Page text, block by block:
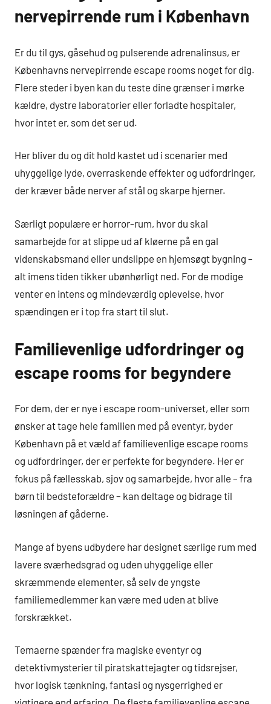
nervepirrende rum i København
Er du til gys, gåsehud og pulserende adrenalinsus, er
Københavns nervepirrende escape rooms noget for dig.
Flere steder i byen kan du teste dine grænser i mørke
kældre, dystre laboratorier eller forladte hospitaler,
hvor intet er, som det ser ud.
Her bliver du og dit hold kastet ud i scenarier med
uhyggelige lyde, overraskende effekter og udfordringer,
der kræver både nerver af stål og skarpe hjerner.
Særligt populære er horror-rum, hvor du skal
samarbejde for at slippe ud af kløerne på en gal
videnskabsmand eller undslippe en hjemsøgt bygning –
alt imens tiden tikker ubønhørligt ned. For de modige
venter en intens og mindeværdig oplevelse, hvor
spændingen er i top fra start til slut.
Familievenlige udfordringer og
escape rooms for begyndere
For dem, der er nye i escape room-universet, eller som
ønsker at tage hele familien med på eventyr, byder
København på et væld af familievenlige escape rooms
og udfordringer, der er perfekte for begyndere. Her er
fokus på fællesskab, sjov og samarbejde, hvor alle – fra
børn til bedsteforældre – kan deltage og bidrage til
løsningen af gåderne.
Mange af byens udbydere har designet særlige rum med
lavere sværhedsgrad og uden uhyggelige eller
skræmmende elementer, så selv de yngste
familiemedlemmer kan være med uden at blive
forskrækket.
Temaerne spænder fra magiske eventyr og
detektivmysterier til piratskattejagter og tidsrejser,
hvor logisk tænkning, fantasi og nysgerrighed er